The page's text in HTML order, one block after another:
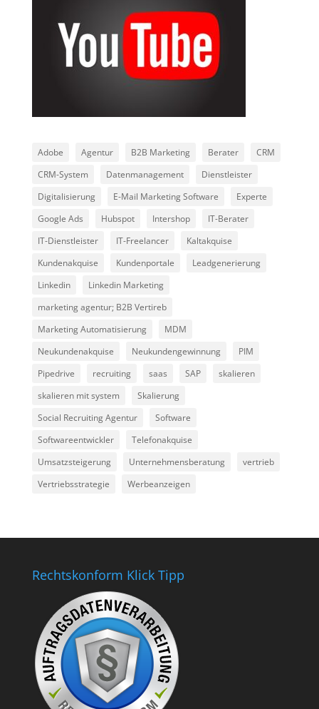
Adobe Agentur B2B Marketing Berater
CRM
CRM-System
Datenmanagement
Dienstleister
Digitalisierung
E-Mail Marketing Software
Experte
Google Ads
Hubspot Intershop
IT-Berater
IT-Dienstleister
IT-Freelancer
Kaltakquise
Kundenakquise
Kundenportale
Leadgenerierung
Linkedin
Linkedin Marketing
marketing agentur; B2B Vertireb
Marketing Automatisierung
MDM
Neukundenakquise
Neukundengewinnung
PIM
Pipedrive
recruiting saas SAP
skalieren
skalieren mit system
Skalierung
Social Recruiting Agentur
Software
Softwareentwickler
Telefonakquise
Umsatzsteigerung
Unternehmensberatung
vertrieb
Vertriebsstrategie
Werbeanzeigen
Rechtskonform Klick Tipp